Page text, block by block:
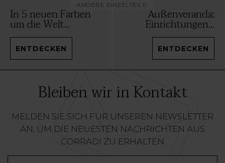
ANDERE EINZELTEILE:
In 5 neuen Farben
um die Welt...
ENTDECKEN
Außenveranda:
Einrichtungen...
ENTDECKEN
Bleiben wir in Kontakt
MELDEN SIE SICH FÜR UNSEREN NEWSLETTER
AN, UM DIE NEUESTEN NACHRICHTEN AUS
CORRADI ZU ERHALTEN